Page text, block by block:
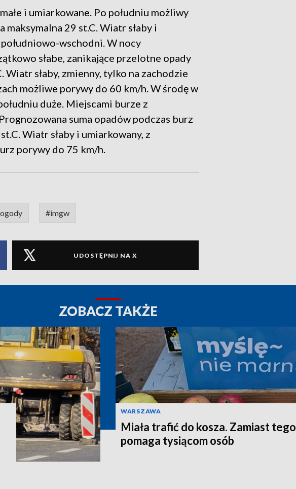
i umiarkowane. Po południu możliwy
29 st.C. Wiatr słaby i
wschodni. W nocy
słabe, zanikające przelotne opady
Wiatr słaby, zmienny, tylko na zachodzie
możliwe porywy do 60 km/h. W środę w
duże. Miejscami burze z
suma opadów podczas burz
Wiatr słaby i umiarkowany, z
porywy do 75 km/h.
#imgw
UDOSTĘPNIJ NA X
ZOBACZ TAKŻE
WARSZAWA
Miała trafić do kosza. Zamiast tego
pomaga tysiącom osób